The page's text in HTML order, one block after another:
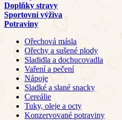
Doplňky stravy
Sportovní výživa
Potraviny
Ořechová másla
Ořechy a sušené plody
Sladidla a dochucovadla
Vaření a pečení
Nápoje
Sladké a slané snacky
Cereálie
Tuky, oleje a octy
Konzervované potraviny